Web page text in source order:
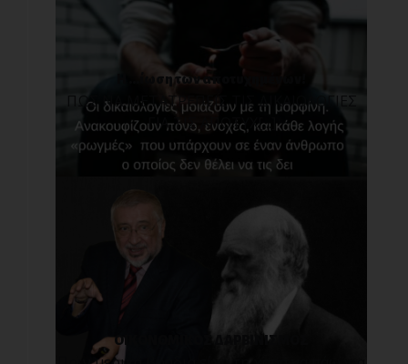
Η ...ίωση των αποτυχημένων!
ΠΩΣ ΝΑ ΜΕΤΑΤΡΕΠΕΙΣ ΤΙΣ ΔΙΚΑΙΟΛΟΓΙΕΣ
ΓΙΑ ΤΙΣ ΑΠΟΤΥΧ[...]
ΟΙΚΟΝΟΜΙΚΟΣ ΔΑΡΒΙΝΙΣΜΟΣ